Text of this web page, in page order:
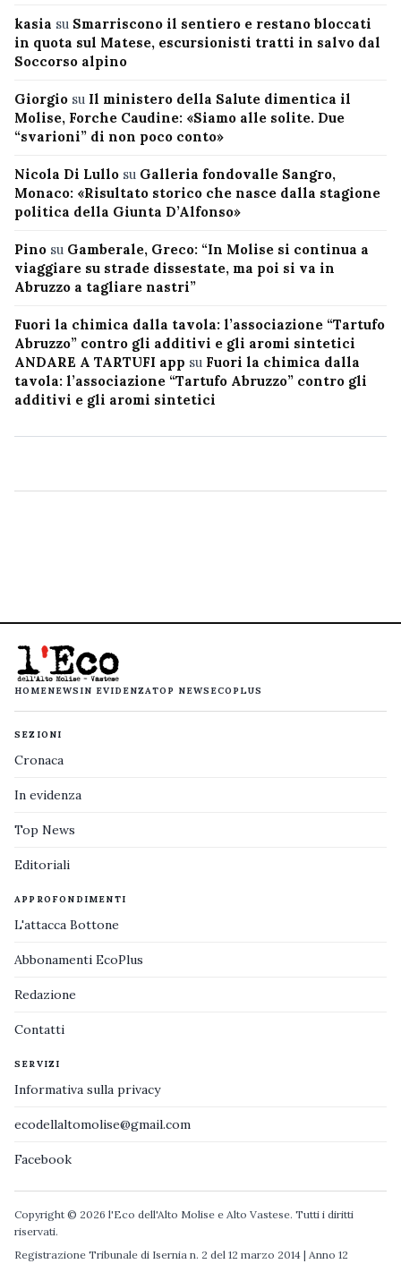
kasia su Smarriscono il sentiero e restano bloccati
in quota sul Matese, escursionisti tratti in salvo dal
Soccorso alpino
Giorgio su Il ministero della Salute dimentica il
Molise, Forche Caudine: «Siamo alle solite. Due
“svarioni” di non poco conto»
Nicola Di Lullo su Galleria fondovalle Sangro,
Monaco: «Risultato storico che nasce dalla stagione
politica della Giunta D’Alfonso»
Pino su Gamberale, Greco: “In Molise si continua a
viaggiare su strade dissestate, ma poi si va in
Abruzzo a tagliare nastri”
Fuori la chimica dalla tavola: l’associazione “Tartufo
Abruzzo” contro gli additivi e gli aromi sintetici
ANDARE A TARTUFI app su Fuori la chimica dalla
tavola: l’associazione “Tartufo Abruzzo” contro gli
additivi e gli aromi sintetici
HOMENEWS IN EVIDENZATOP NEWS ECOPLUS
SEZIONI
Cronaca
In evidenza
Top News
Editoriali
APPROFONDIMENTI
L'attacca Bottone
Abbonamenti EcoPlus
Redazione
Contatti
SERVIZI
Informativa sulla privacy
ecodellaltomolise@gmail.com
Facebook
Copyright © 2026 l'Eco dell'Alto Molise e Alto Vastese. Tutti i diritti
riservati.
Registrazione Tribunale di Isernia n. 2 del 12 marzo 2014 | Anno 12